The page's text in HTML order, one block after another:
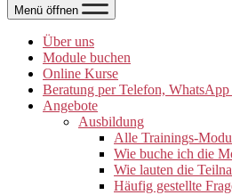
Menü öffnen
Über uns
Module buchen
Online Kurse
Beratung per Telefon,
Angebote
Ausbildung
Alle Trainings-
Wie buche ich die
Wie lauten die
Häufig gestellte